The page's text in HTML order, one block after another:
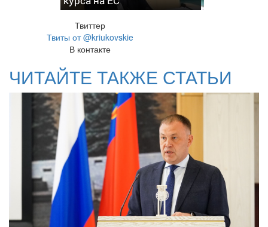
Твиттер
Твиты от @kriukovskie
В контакте
ЧИТАЙТЕ ТАКЖЕ СТАТЬИ